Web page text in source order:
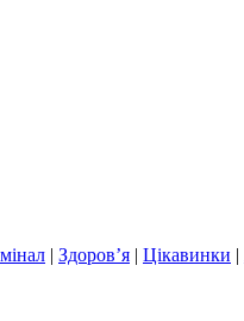
| Здоров’я | Цікавинки |